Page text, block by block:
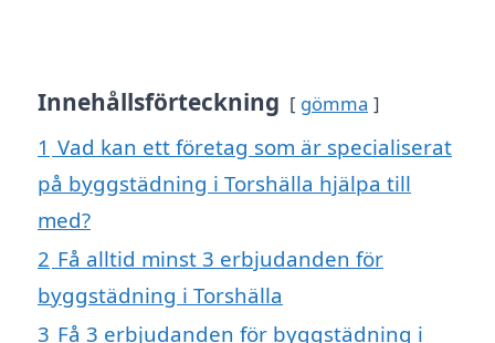
Innehållsförteckning gömma
1 Vad kan ett företag som är specialiserat
på byggstädning i Torshälla hjälpa till
med?
2 Få alltid minst 3 erbjudanden för
byggstädning i Torshälla
3 Få 3 erbjudanden för byggstädning i